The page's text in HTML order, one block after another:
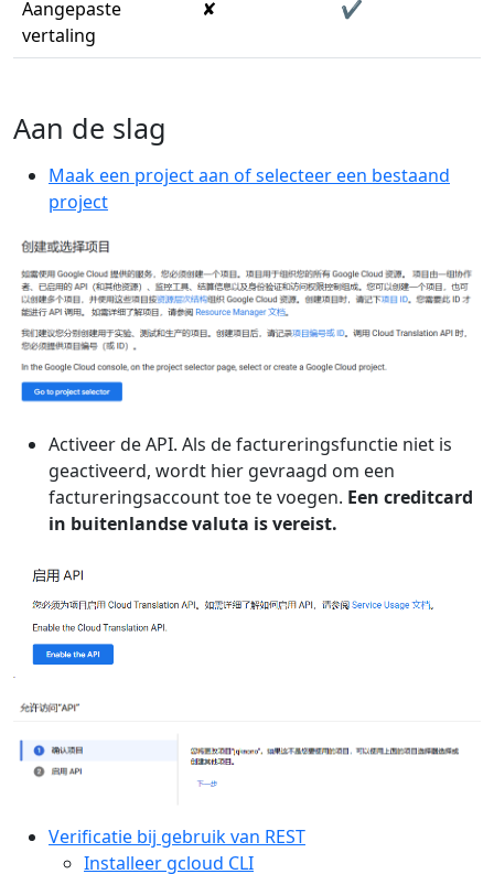
Aangepaste
vertaling
✘ ✔
Aan de slag
Maak een project aan of selecteer een bestaand
project
Activeer de API. Als de factureringsfunctie niet is
geactiveerd, wordt hier gevraagd om een
factureringsaccount toe te voegen. Een creditcard
in buitenlandse valuta is vereist.
Verificatie bij gebruik van REST
Installeer gcloud CLI